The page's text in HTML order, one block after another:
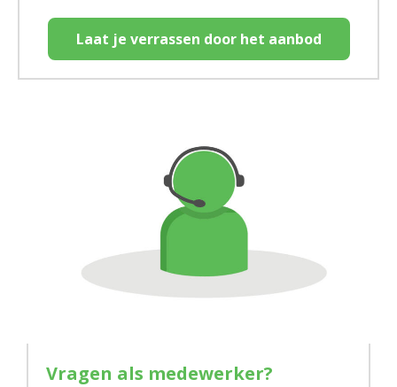
Laat je verrassen door het aanbod
Vragen als medewerker?